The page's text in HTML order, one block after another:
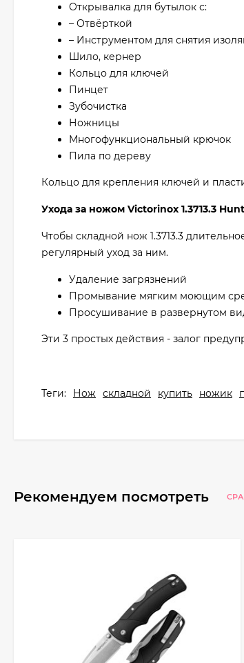
Открывалка для бутылок с:
– Отвёрткой
– Инструментом для снятия
Шило, кернер
Кольцо для ключей
Пинцет
Зубочистка
Ножницы
Многофункциональный крючок
Пила по дереву
Кольцо для крепления ключей и
Ухода за ножом Victorinox 1.3713.3
Чтобы складной нож 1.3713.3
регулярный уход за ним.
Удаление загрязнений
Промывание мягким моющим
Просушивание в развернутом
Эти 3 простых действия - залог
Теги: Нож складной купить ножик
Рекомендуем посмотреть